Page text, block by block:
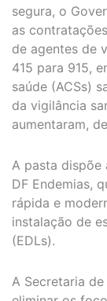
segura, o
as
de agentes de
415 para 915,
saúde (ACSs)
da vigilância
aumentaram,
A pasta dispõe
DF Endemias,
rápida e
instalação de
(EDLs).
A Secretaria